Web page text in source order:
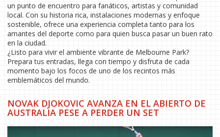
un punto de encuentro para fanáticos, artistas y comunidad
local. Con su historia rica, instalaciones modernas y enfoque
sostenible, ofrece una experiencia completa tanto para los
amantes del deporte como para quien busca pasar un buen rato
en la ciudad.
¿Listo para vivir el ambiente vibrante de Melbourne Park?
Prepara tus entradas, llega con tiempo y disfruta de cada
momento bajo los focos de uno de los recintos más
emblemáticos del mundo.
NOVAK DJOKOVIC AVANZA EN EL ABIERTO DE
AUSTRALIA PESE A PERDER UN SET